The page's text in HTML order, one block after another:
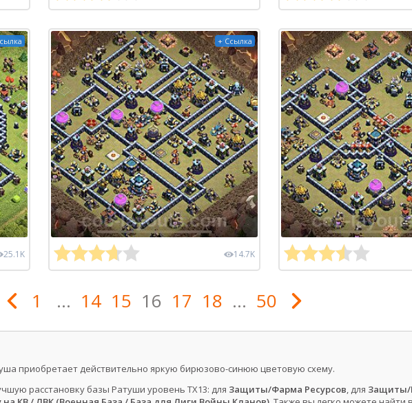
25.1K
+ Ссылка
14.7K
1 ... 14 15 16 17 18 ... 50
приобретает действительно яркую бирюзово-синюю цветовую схему.
расстановку базы Ратуши уровень ТХ13: для Защиты/Фарма Ресурсов, для Защиты/